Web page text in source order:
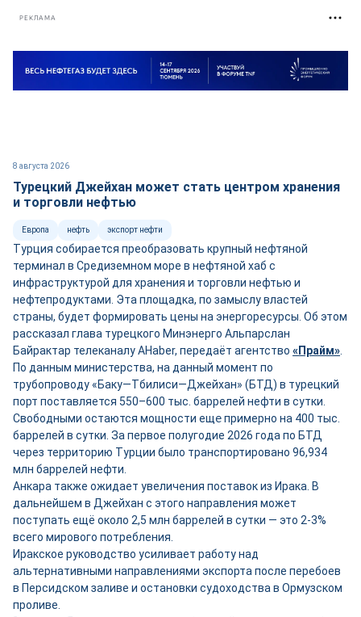
РЕКЛАМА
8 августа 2026
Турецкий Джейхан может стать центром хранения
и торговли нефтью
Европа нефть экспорт нефти
Турция собирается преобразовать крупный нефтяной
терминал в Средиземном море в нефтяной хаб с
инфраструктурой для хранения и торговли нефтью и
нефтепродуктами. Эта площадка, по замыслу властей
страны, будет формировать цены на энергоресурсы. Об этом
рассказал глава турецкого Минэнерго Альпарслан
Байрактар телеканалу AHaber, передаёт агентство «Прайм»
По данным министерства, на данный момент по
трубопроводу «Баку—Тбилиси—Джейхан» (БТД) в турецкий
порт поставляется 550–600 тыс. баррелей нефти в сутки.
Свободными остаются мощности ещепримерно на 400 тыс.
баррелей в сутки. За первое полугодие 2026 года по БТД
через территорию Турции было транспортировано 96,934
млн баррелей нефти.
Анкара также ожидает увеличения поставок из Ирака. В
дальнейшем в Джейхан с этого направления может
поступать ещё около 2,5 млн баррелей в сутки — это 2-3%
всего мирового потребления.
Иракское руководство усиливает работу над
альтернативными направлениями экспорта после перебоев
в Персидском заливе и остановки судоходства в Ормузском
проливе.